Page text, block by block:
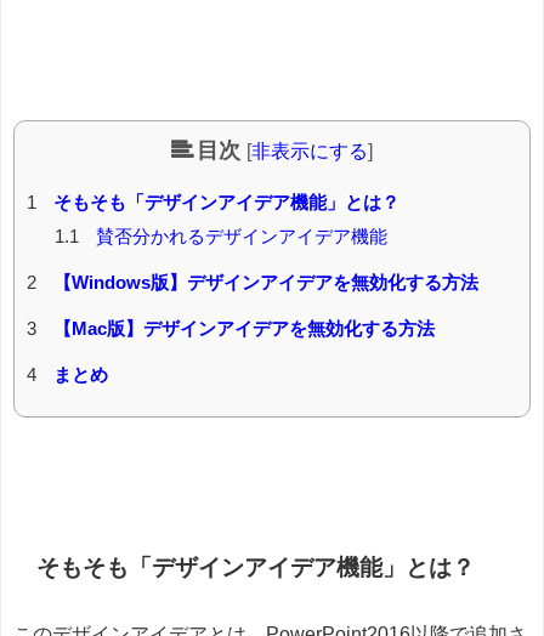
目次 [非表示にする]
1
そもそも「デザインアイデア機能」とは？
1.1
賛否分かれるデザインアイデア機能
2 【Windows版】デザインアイデアを無効化する方法
3 【Mac版】デザインアイデアを無効化する方法
4 まとめ
そもそも「デザインアイデア機能」とは？